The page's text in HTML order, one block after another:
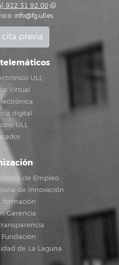
922 31 92 00
info@fg.ull.es
previa
ULL
Virtual
digital
ULL
de Empleo
de Innovación
formación
Gerencia
Fundación
de La Laguna